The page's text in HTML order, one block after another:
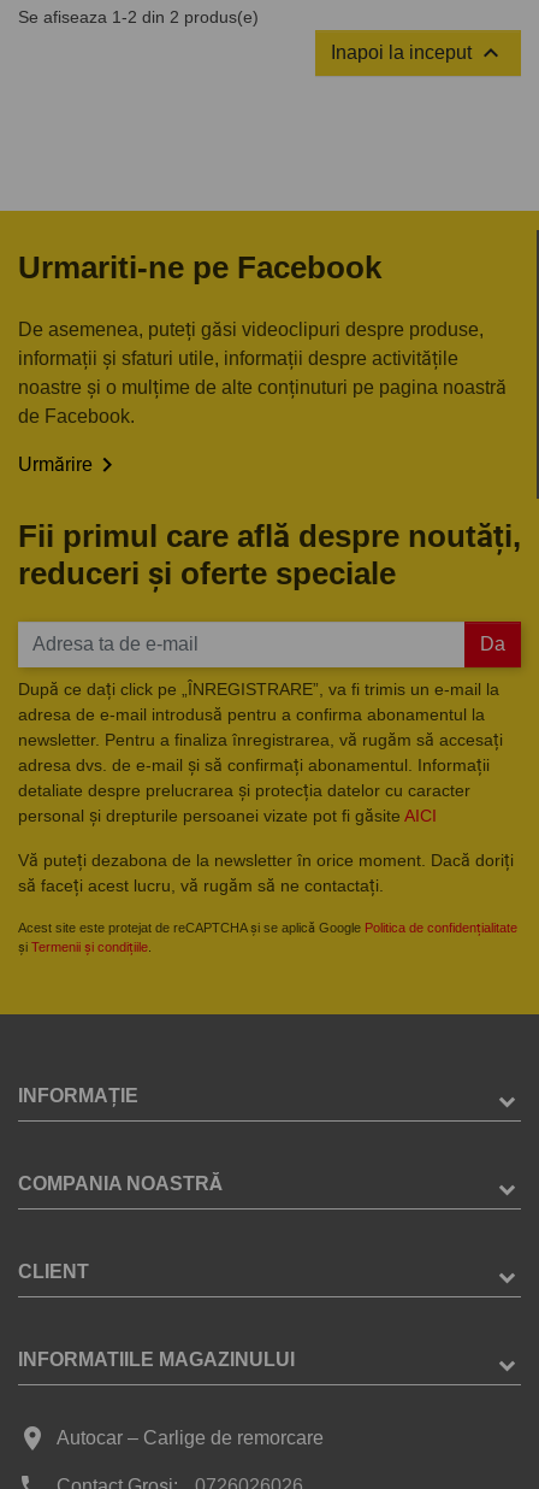
Se afiseaza 1-2 din 2 produs(e)
Inapoi la inceput 
Urmariti-ne pe Facebook
De asemenea, puteți găsi videoclipuri despre produse,
informații și sfaturi utile, informații despre activitățile
noastre și o mulțime de alte conținuturi pe pagina noastră
de Facebook.
Urmărire 
Fii primul care află despre noutăți,
reduceri și oferte speciale
Da
După ce dați click pe „ÎNREGISTRARE”, va fi trimis un e-mail la
adresa de e-mail introdusă pentru a confirma abonamentul la
newsletter. Pentru a finaliza înregistrarea, vă rugăm să accesați
adresa dvs. de e-mail și să confirmați abonamentul. Informații
detaliate despre prelucrarea și protecția datelor cu caracter
personal și drepturile persoanei vizate pot fi găsite AICI
Vă puteți dezabona de la newsletter în orice moment. Dacă doriți
să faceți acest lucru, vă rugăm să ne contactați.
Acest site este protejat de reCAPTCHA și se aplică Google Politica de confidențialitate
și Termenii și condițiile
INFORMAȚIE
COMPANIA NOASTRĂ
CLIENT
INFORMATIILE MAGAZINULUI
place Autocar – Carlige de remorcare